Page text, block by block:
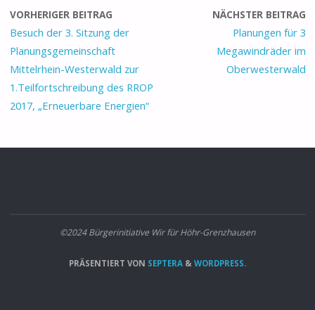
VORHERIGER BEITRAG
Besuch der 3. Sitzung der
Planungsgemeinschaft
Mittelrhein-Westerwald zur
1.Teilfortschreibung des RROP
2017, „Erneuerbare Energien“
NÄCHSTER BEITRAG
Planungen für 3
Megawindräder im
Oberwesterwald
©2024 Bürgerinitiative Wir für Höhr-Grenzhausen
PRÄSENTIERT VON SEPTERA & WORDPRESS.